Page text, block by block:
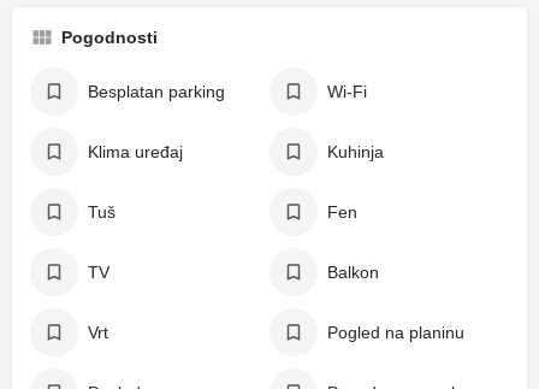
Pogodnosti
Besplatan parking Wi-Fi
Klima uređaj Kuhinja
Tuš Fen
TV Balkon
Vrt Pogled na planinu